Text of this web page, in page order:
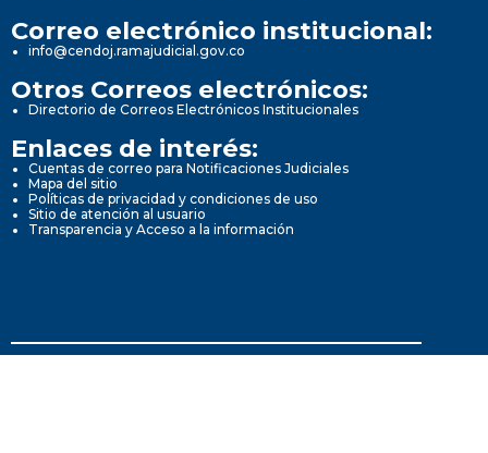
Correo electrónico institucional:
info@cendoj.ramajudicial.gov.co
Otros Correos electrónicos:
Directorio de Correos Electrónicos Institucionales
Enlaces de interés:
Cuentas de correo para Notificaciones Judiciales
Mapa del sitio
Políticas de privacidad y condiciones de uso
Sitio de atención al usuario
Transparencia y Acceso a la información